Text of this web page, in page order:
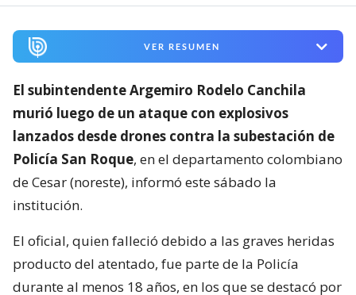
VER RESUMEN
El subintendente Argemiro Rodelo Canchila
murió luego de un ataque con explosivos
lanzados desde drones contra la subestación de
Policía San Roque, en el departamento colombiano
de Cesar (noreste), informó este sábado la
institución.
El oficial, quien falleció debido a las graves heridas
producto del atentado, fue parte de la Policía
durante al menos 18 años, en los que se destacó por